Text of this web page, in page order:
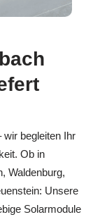
wir begleiten Ihr
Ob in
Waldenburg,
Unsere
Solarmodule